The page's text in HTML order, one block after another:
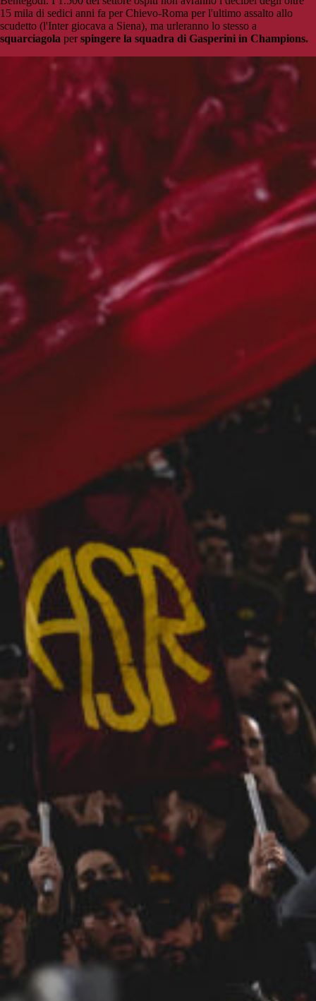
15 mila di sedici anni fa per Chievo-Roma per l'ultimo assalto allo
scudetto (l'Inter giocava a Siena), ma urleranno lo stesso a
squarciagola perspingere la squadra di Gasperini in Champions.